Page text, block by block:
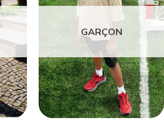
GARÇON